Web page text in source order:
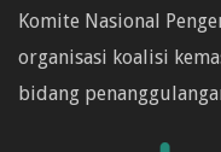
Komite Nasional
organisasi koalisi
bidang